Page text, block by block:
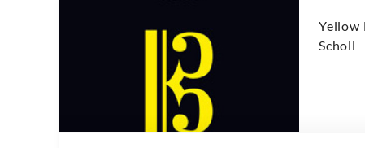
Yellow
Scholl